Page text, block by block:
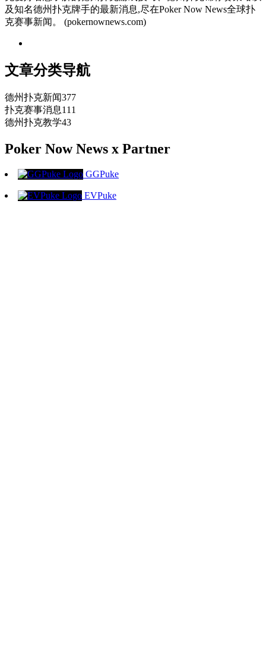
及知名德州扑克牌手的最新消息,尽在Poker Now News全球扑
克赛事新闻。 (pokernownews.com)
文章分类导航
德州扑克新闻377
扑克赛事消息111
德州扑克教学43
Poker Now News x Partner
GGPuke
EVPuke